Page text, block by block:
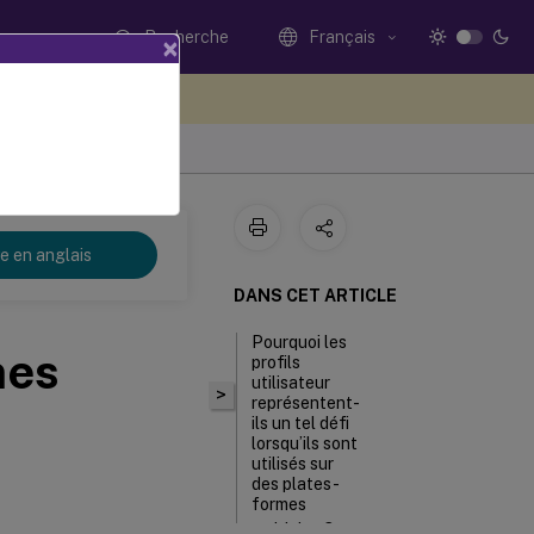
Recherche Français
en anglais
>
DANS CET ARTICLE
Pourquoi les
profils
utilisateur
représentent-
ils un tel défi
lorsqu’ils sont
utilisés sur
des plates-
formes
multiples ?
×